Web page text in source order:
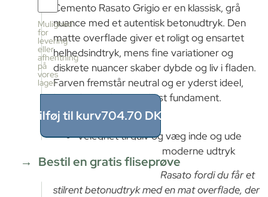
fliser
pr.
kasse
4
stk
≈
1.44m²
Pris
kasse
704.7
DKK
÷
1.44m²
Mulighed
for
levering
eller
afhentning
på
vores
lager
Tilføj til kurv704.70 DKK
Bestil en gratis fliseprøve
Cemento Rasato Grigio er en klassisk, grå
nuance med et autentisk betonudtryk. Den
matte overflade giver et roligt og ensartet
helhedsindtryk, mens fine variationer og
diskrete nuancer skaber dybde og liv i fladen.
Farven fremstår neutral og er yderst ideel,
hvor der ønskes et tidløst fundament.
Mat betonlook
Velegnet til gulv og væg inde og ude
Skaber et roligt og moderne udtryk
Du skal vælge Cemento Rasato fordi du får et
stilrent betonudtryk med en mat overflade, der